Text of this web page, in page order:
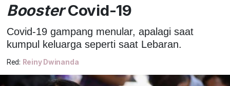
BoosterCovid-19
Covid-19 gampang menular, apalagi saat
kumpul keluarga seperti saat Lebaran.
Red: Reiny Dwinanda